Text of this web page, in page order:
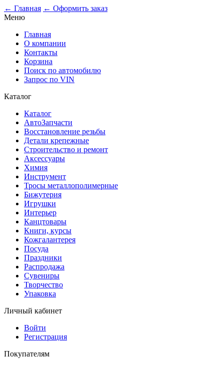
← Главная ← Оформить заказ
Меню
Главная
О компании
Контакты
Корзина
Поиск по автомобилю
Запрос по VIN
Каталог
Каталог
АвтоЗапчасти
Восстановление резьбы
Детали крепежные
Строительство и ремонт
Аксессуары
Химия
Инструмент
Тросы металлополимерные
Бижутерия
Игрушки
Интерьер
Канцтовары
Книги, курсы
Кожгалантерея
Посуда
Праздники
Распродажа
Сувениры
Творчество
Упаковка
Личный кабинет
Войти
Регистрация
Покупателям